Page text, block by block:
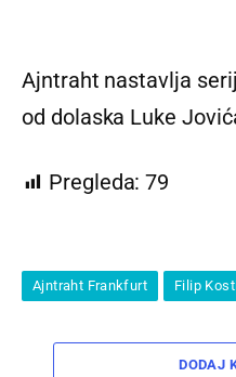
Ajntraht nastavlja
od dolaska Luke
Pregleda: 79
Ajntraht Frankfurt Filip
DODAJ